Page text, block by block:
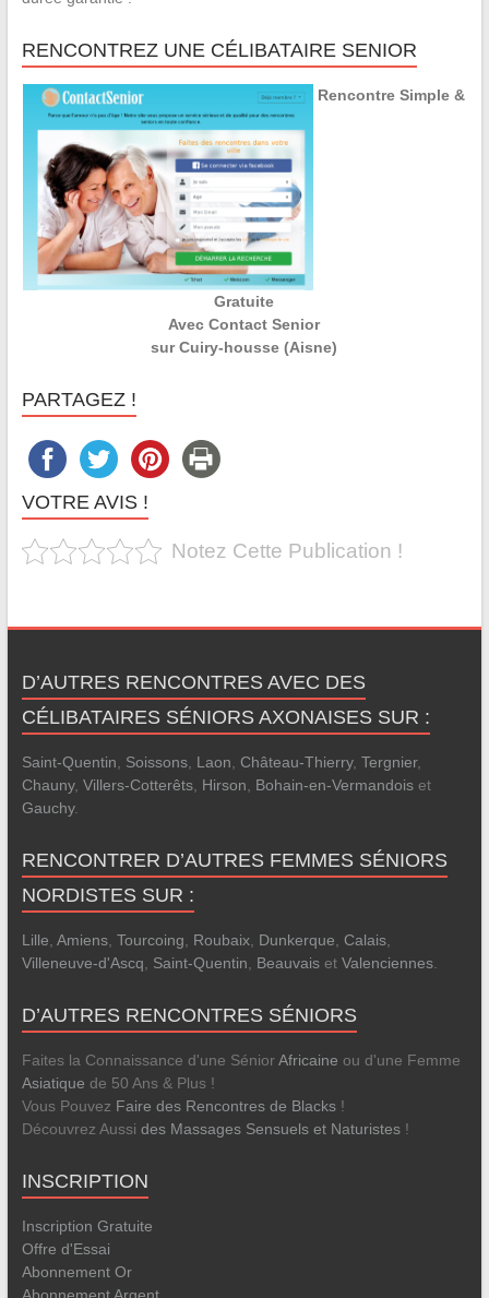
RENCONTREZ UNE CÉLIBATAIRE SENIOR
Rencontre Simple &
Gratuite
Avec Contact Senior
sur Cuiry-housse (Aisne)
PARTAGEZ !
VOTRE AVIS !
Notez Cette Publication !
D’AUTRES RENCONTRES AVEC DES
CÉLIBATAIRES SÉNIORS AXONAISES SUR :
Saint-Quentin Soissons, Laon Château-Thierry, Tergnier,
Chauny, Villers-Cotterêts, Hirson Bohain-en-Vermandoiset
Gauchy.
RENCONTRER D’AUTRES FEMMES SÉNIORS
NORDISTES SUR :
Lille Amiens, Tourcoing Roubaix, Dunkerque Calais,
Villeneuve-d'Ascq
Saint-Quentin Beauvaiset Valenciennes.
D’AUTRES RENCONTRES SÉNIORS
Faites la Connaissance d'une SéniorAfricaine ou d'une Femme
Asiatique de 50 Ans & Plus !
Vous Pouvez Faire des Rencontres de Blacks!
Découvrez Aussi des Massages Sensuels et Naturistes!
INSCRIPTION
Inscription Gratuite
Offre d'Essai
Abonnement Or
Abonnement Argent